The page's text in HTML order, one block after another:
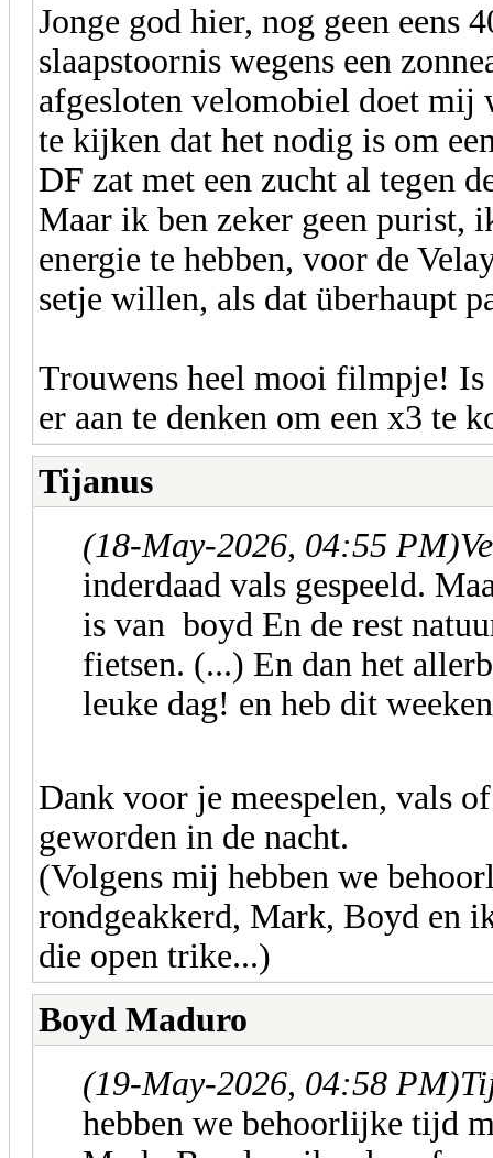
Jonge god hier, nog geen eens
slaapstoornis wegens een
afgesloten velomobiel doet mij
te kijken dat het nodig is om
DF zat met een zucht al tegen
Maar ik ben zeker geen purist,
energie te hebben, voor de
setje willen, als dat überhaupt
Trouwens heel mooi filmpje! Is
er aan te denken om een x3 te
Tijanus
(18-May-2026, 04:55 PM)
inderdaad vals gespeeld.
is van boyd En de rest
fietsen. (...) En dan het
leuke dag! en heb dit
Dank voor je meespelen, vals
geworden in de nacht.
(Volgens mij hebben we
rondgeakkerd, Mark, Boyd en
die open trike...)
Boyd Maduro
(19-May-2026, 04:58 PM)
hebben we behoorlijke tijd